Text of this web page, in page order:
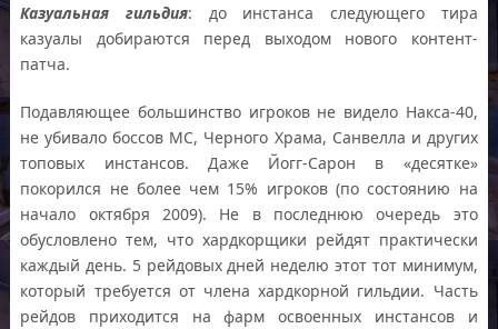
Казуальная гильдия: до инстанса следующего тира
казуалы добираются перед выходом нового контент-
патча.
Подавляющее большинство игроков не видело Накса-40,
не убивало боссов МС, Черного Храма, Санвелла и других
топовых инстансов. Даже Йогг-Сарон в «десятке»
покорился не более чем 15% игроков (по состоянию на
начало октября 2009). Не в последнюю очередь это
обусловлено тем, что хардкорщики рейдят практически
каждый день. 5 рейдовых дней неделю этот тот минимум,
который требуется от члена хардкорной гильдии. Часть
рейдов приходится на фарм освоенных инстансов и